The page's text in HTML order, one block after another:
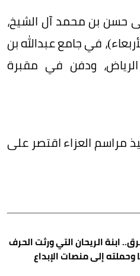
حسن بن محمد آل الشيخ،
في جامع عبدالله بن
ودفن في مقبرة
مراسم العزاء اقتصر على
ابنة الريحان التي ورثت الحرف
وحملته إلى منصات الإبداع